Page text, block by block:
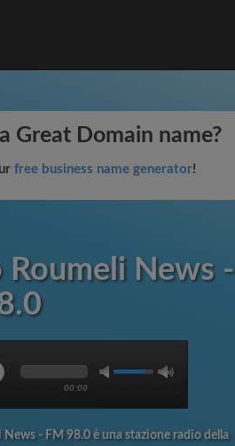
Great Domain name?
free business name generator!
Roumeli News -
00:00
News - FM 98.0 è una stazione radio della